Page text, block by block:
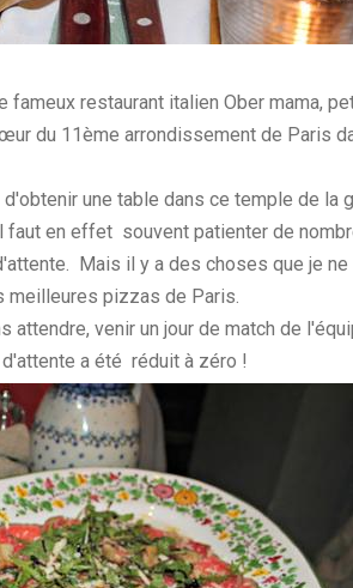
restaurant italien Ober mama,
du 11ème arrondissement de Paris
une table dans ce temple de la
faut en effet souvent patienter de
Mais il y a des choses que je
meilleures pizzas de Paris.
attendre, venir un jour de match de
a été réduit à zéro !